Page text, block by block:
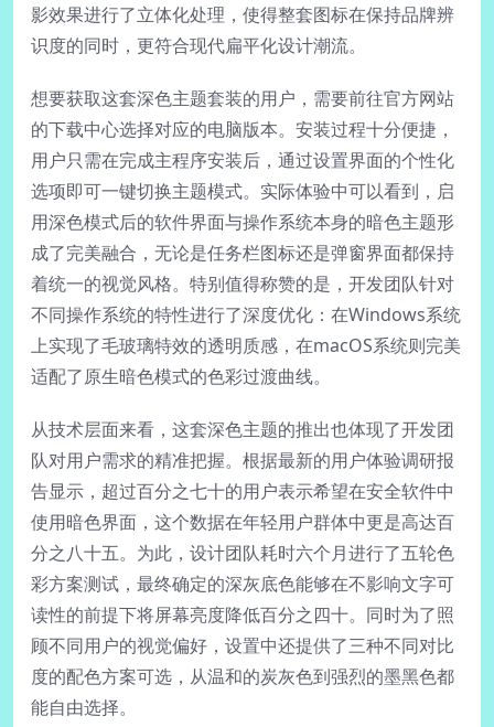
影效果进行了立体化处理，使得整套图标在保持品牌辨
识度的同时，更符合现代扁平化设计潮流。
想要获取这套深色主题套装的用户，需要前往官方网站
的下载中心选择对应的电脑版本。安装过程十分便捷，
用户只需在完成主程序安装后，通过设置界面的个性化
选项即可一键切换主题模式。实际体验中可以看到，启
用深色模式后的软件界面与操作系统本身的暗色主题形
成了完美融合，无论是任务栏图标还是弹窗界面都保持
着统一的视觉风格。特别值得称赞的是，开发团队针对
不同操作系统的特性进行了深度优化：在Windows系统
上实现了毛玻璃特效的透明质感，在macOS系统则完美
适配了原生暗色模式的色彩过渡曲线。
从技术层面来看，这套深色主题的推出也体现了开发团
队对用户需求的精准把握。根据最新的用户体验调研报
告显示，超过百分之七十的用户表示希望在安全软件中
使用暗色界面，这个数据在年轻用户群体中更是高达百
分之八十五。为此，设计团队耗时六个月进行了五轮色
彩方案测试，最终确定的深灰底色能够在不影响文字可
读性的前提下将屏幕亮度降低百分之四十。同时为了照
顾不同用户的视觉偏好，设置中还提供了三种不同对比
度的配色方案可选，从温和的炭灰色到强烈的墨黑色都
能自由选择。